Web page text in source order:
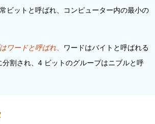
ビットと呼ばれ、コンピューター内の最小の
ワードと呼ばれ、 ワードはバイトと呼ばれる
割され、4 ビットのグループはニブルと呼